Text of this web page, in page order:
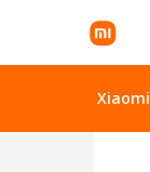
Xiaomi